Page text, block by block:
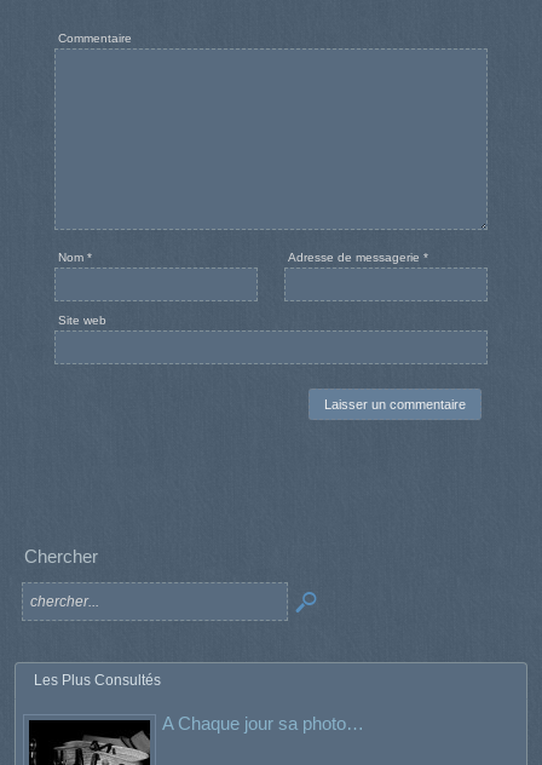
Commentaire
Nom * Adresse de messagerie *
Site web
Chercher
Les Plus Consultés
A Chaque jour sa photo…